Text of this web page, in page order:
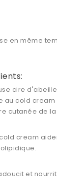
en même
cire
au cold cream
cutanée de
cream
et